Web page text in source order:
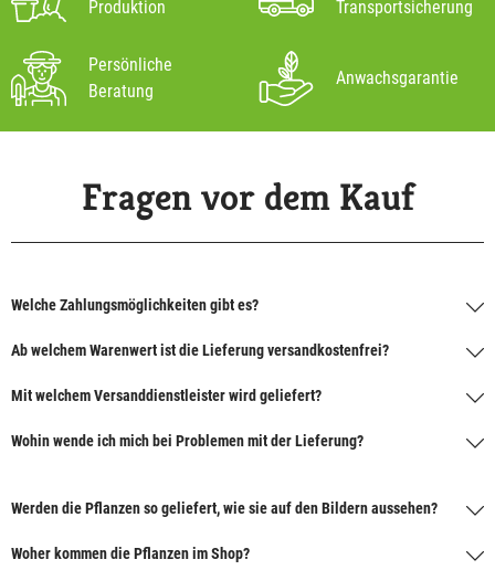
Produktion Transportsicherung
Persönliche
Beratung
Anwachsgarantie
Fragen vor dem Kauf
Welche Zahlungsmöglichkeiten gibt es?
Ab welchem Warenwert ist die Lieferung versandkostenfrei?
Mit welchem Versanddienstleister wird geliefert?
Wohin wende ich mich bei Problemen mit der Lieferung?
Werden die Pflanzen so geliefert, wie sie auf den Bildern aussehen?
Woher kommen die Pflanzen im Shop?